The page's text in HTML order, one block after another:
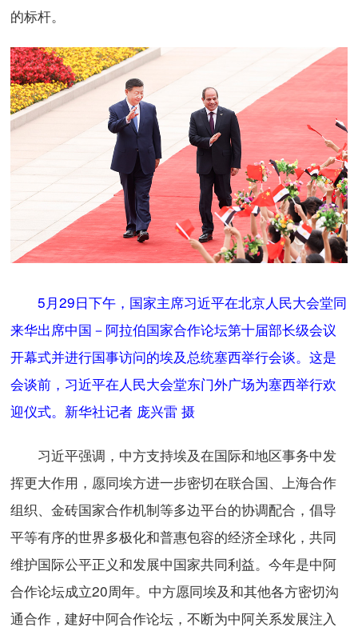
的标杆。
5月29日下午，国家主席习近平在北京人民大会堂同
来华出席中国－阿拉伯国家合作论坛第十届部长级会议
开幕式并进行国事访问的埃及总统塞西举行会谈。这是
会谈前，习近平在人民大会堂东门外广场为塞西举行欢
迎仪式。新华社记者 庞兴雷 摄
习近平强调，中方支持埃及在国际和地区事务中发
挥更大作用，愿同埃方进一步密切在联合国、上海合作
组织、金砖国家合作机制等多边平台的协调配合，倡导
平等有序的世界多极化和普惠包容的经济全球化，共同
维护国际公平正义和发展中国家共同利益。今年是中阿
合作论坛成立20周年。中方愿同埃及和其他各方密切沟
通合作，建好中阿合作论坛，不断为中阿关系发展注入